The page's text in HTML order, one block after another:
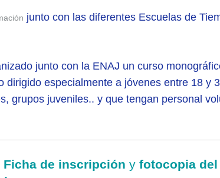
junto con las diferentes Escuelas de
junto con la ENAJ un curso
dirigido especialmente a jóvenes entre 18 y
grupos juveniles.. y que tengan personal
Ficha de inscripción y fotocopia del